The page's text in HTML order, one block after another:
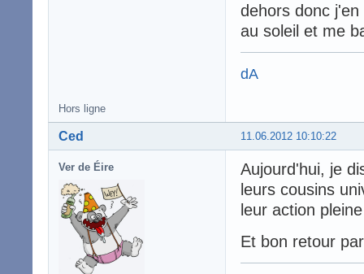
dehors donc
au soleil et me
dA
Hors ligne
11.06.2012 10:10:22
Ced
Ver de Éire
Aujourd'hui, je
leurs cousins
leur action
Et bon retour